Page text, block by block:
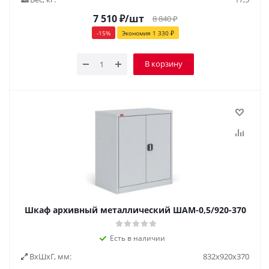
7 510₽/шт 8 840₽
-15% Экономия 1 330₽
В корзину
Шкаф архивный металлический ШАМ-0,5/920-370
Есть в наличии
ВxШxГ, мм:
832х920х370